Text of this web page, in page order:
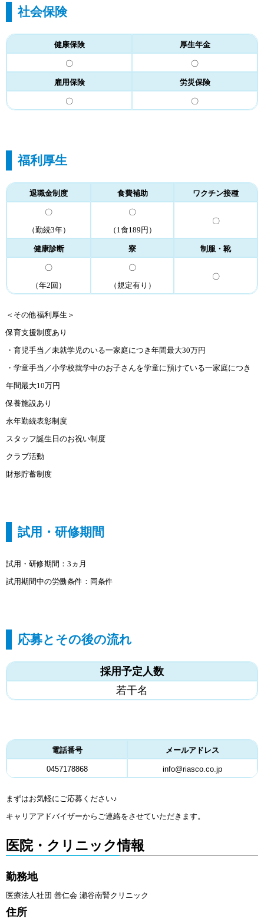
社会保険
健康保険 厚生年金
〇 〇
雇用保険 労災保険
〇 〇
福利厚生
退職金制度 食費補助 ワクチン接種
〇
（勤続3年）
〇
（1食189円）
〇
健康診断 寮 制服・靴
〇
（年2回）
〇
（規定有り）
〇
＜その他福利厚生＞
保育支援制度あり
・育児手当／未就学児のいる一家庭につき年間最大30万円
・学童手当／小学校就学中のお子さんを学童に預けている一家庭につき
年間最大10万円
保養施設あり
永年勤続表彰制度
スタッフ誕生日のお祝い制度
クラブ活動
財形貯蓄制度
試用・研修期間
試用・研修期間：3ヵ月
試用期間中の労働条件：同条件
応募とその後の流れ
採用予定人数
若干名
電話番号 メールアドレス
0457178868 info@riasco.co.jp
まずはお気軽にご応募ください♪
キャリアアドバイザーからご連絡をさせていただきます。
医院・クリニック情報
勤務地
医療法人社団 善仁会 瀬谷南腎クリニック
住所